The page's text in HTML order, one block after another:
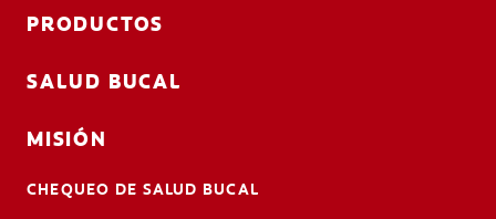
PRODUCTOS
SALUD BUCAL
MISIÓN
CHEQUEO DE SALUD BUCAL